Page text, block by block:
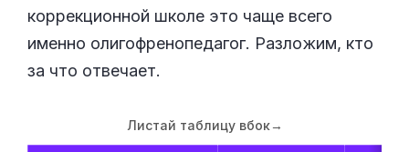
коррекционной школе это чаще всего
именно олигофренопедагог. Разложим, кто
за что отвечает.
Листай таблицу вбок→